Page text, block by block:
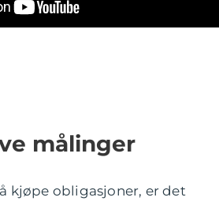
målinger
kjøpe obligasjoner, er det